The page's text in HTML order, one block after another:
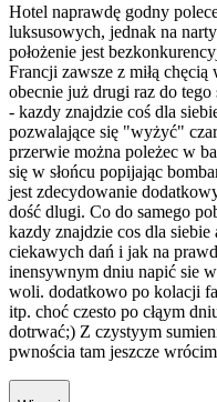
Hotel naprawdę godny
luksusowych, jednak na
położenie jest
Francji zawsze z miłą
obecnie już drugi raz do
- kazdy znajdzie coś dla
pozwalające się "wyżyć"
przerwie można poleżec w
się w słońcu popijając
jest zdecydowanie
dość dlugi. Co do samego
kazdy znajdzie cos dla
ciekawych dań i jak na
inensywnym dniu napić sie
woli. dodatkowo po kolacji
itp. choć czesto po cłąym
dotrwać;) Z czystyym
pwnościa tam jeszcze